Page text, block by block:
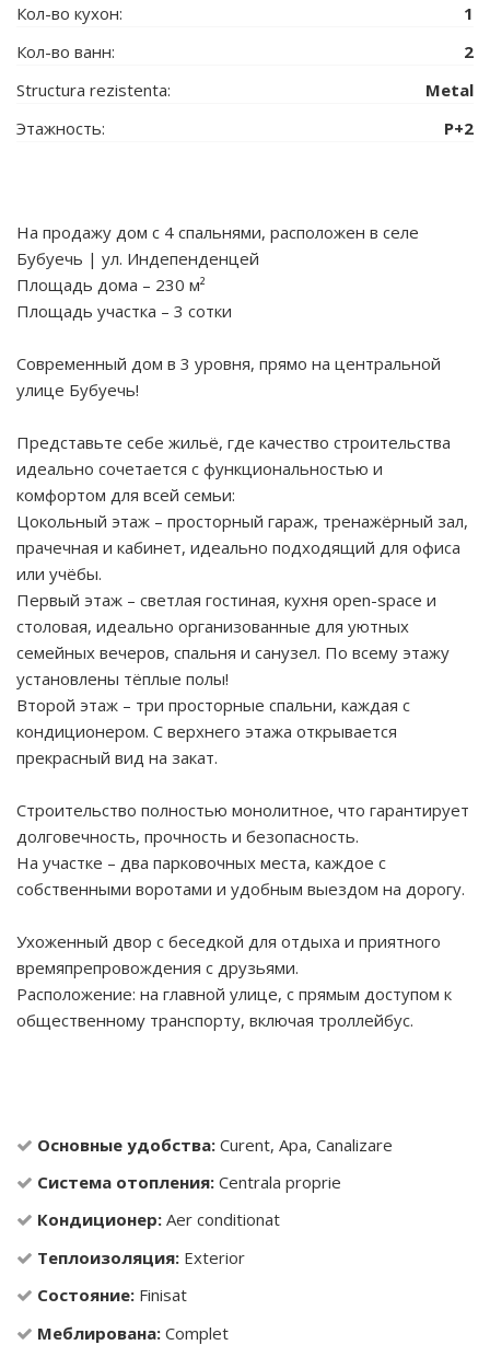
Кол-во кухон:
1
Кол-во ванн:
2
Structura rezistenta:
Metal
Этажность:
P+2
На продажу дом с 4 спальнями, расположен в селе
Бубуечь | ул. Индепенденцей
Площадь дома – 230 м²
Площадь участка – 3 сотки
Современный дом в 3 уровня, прямо на центральной
улице Бубуечь!
Представьте себе жильё, где качество строительства
идеально сочетается с функциональностью и
комфортом для всей семьи:
Цокольный этаж – просторный гараж, тренажёрный зал,
прачечная и кабинет, идеально подходящий для офиса
или учёбы.
Первый этаж – светлая гостиная, кухня open-space и
столовая, идеально организованные для уютных
семейных вечеров, спальня и санузел. По всему этажу
установлены тёплые полы!
Второй этаж – три просторные спальни, каждая с
кондиционером. С верхнего этажа открывается
прекрасный вид на закат.
Строительство полностью монолитное, что гарантирует
долговечность, прочность и безопасность.
На участке – два парковочных места, каждое с
собственными воротами и удобным выездом на дорогу.
Ухоженный двор с беседкой для отдыха и приятного
времяпрепровождения с друзьями.
Расположение: на главной улице, с прямым доступом к
общественному транспорту, включая троллейбус.
Основные удобства: Curent, Apa, Canalizare
Система отопления: Centrala proprie
Кондиционер: Aer conditionat
Теплоизоляция: Exterior
Состояние: Finisat
Меблирована: Complet